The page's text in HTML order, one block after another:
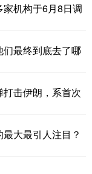
机构于6月8日调
最终到底去了哪
击伊朗，系首次
大最引人注目？